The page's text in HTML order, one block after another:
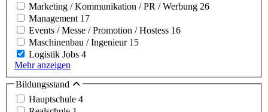
Marketing / Kommunikation / PR / Werbung 26
Management 17
Events / Messe / Promotion / Hostess 16
Maschinenbau / Ingenieur 15
Logistik Jobs 4
Mehr anzeigen
Bildungsstand
Hauptschule 4